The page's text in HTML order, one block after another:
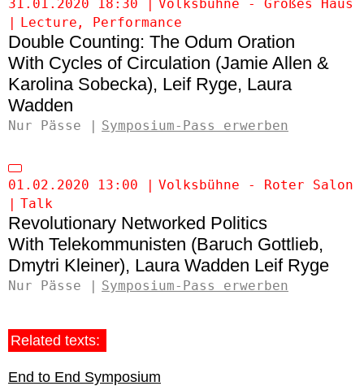
31.01.2020 18:30
Volksbühne - Großes Haus
Lecture
Performance
Double Counting: The Odum Oration
Cycles of Circulation (Jamie Allen &
Karolina Sobecka) Leif Ryge Laura
Wadden
Nur Pässe Symposium-Pass erwerben
01.02.2020 13:00
Volksbühne - Roter Salon
Talk
Revolutionary Networked Politics
Telekommunisten (Baruch Gottlieb,
Dmytri Kleiner) Laura Wadden Leif Ryge
Nur Pässe Symposium-Pass erwerben
Related texts:
End to End Symposium